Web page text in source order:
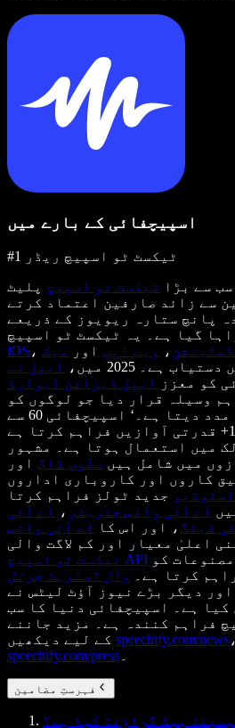
اسپیچفائی کے بارے میں
#1 ٹیکسٹ ٹو اسپیچ ریڈر
سے بڑا ٹیکسٹ ٹو اسپیچ پلیٹ
ہے، جس پر 50 ملین سے زائد صارفین اعتماد کرتے
سے زیادہ پانچ ستارہ ریویوز کے ذریعے
گیا ہے۔ یہ ٹیکسٹ ٹو اسپیچ
iOS ، ، ویب ایپ اور
میک
ہے۔ 2025 میں،
ایپل نے
کو معزز
ایپل ڈیزائن ایوارڈ
وسیلہ قرار دیا جو لوگوں کو
اپنی زندگی جینے میں مدد دیتا ہے۔‘ اسپیچفائی 60 سے
زائد زبانوں میں 1,000+ قدرتی آوازیں فراہم کرتا ہے
بھگ 200 ممالک میں استعمال ہوتا ہے۔ مشہور
میں شامل ہیں سنُوپ ڈاگ اور
کاروں اور کاروباری اداروں
جدید ٹولز فراہم کرتا
اے آئی وائس جنریٹر ،
اے آئی
ڈبنگ، اور اس کا
اے آئی وائس
اعلیٰ معیار اور کم لاگت والی
ٹیکسٹ ٹو اسپیچ API
کرتا ہے۔
وال اسٹریٹ جرنل
اور دیگر بڑے نیوز آؤٹ لیٹس نے
کیا ہے۔ اسپیچفائی دنیا کا سب
فراہم کنندہ ہے۔ مزید جاننے
speechify.com/news ،
speechify.com/press
فہرستِ مضامین
بیک گراؤنڈ کیا ہے؟